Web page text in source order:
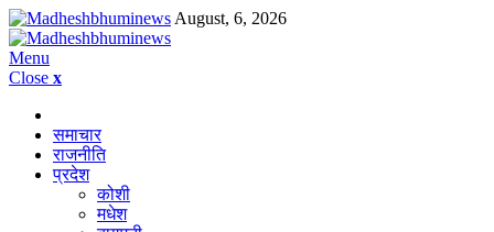
August, 6, 2026
Menu
Close x
समाचार
राजनीति
प्रदेश
कोशी
मधेश